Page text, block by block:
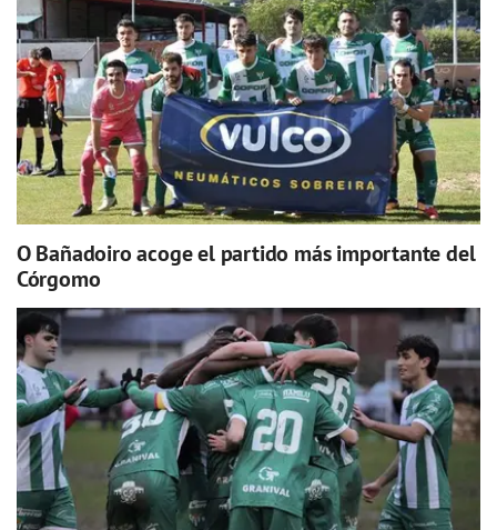
O Bañadoiro acoge el partido más importante del
Córgomo